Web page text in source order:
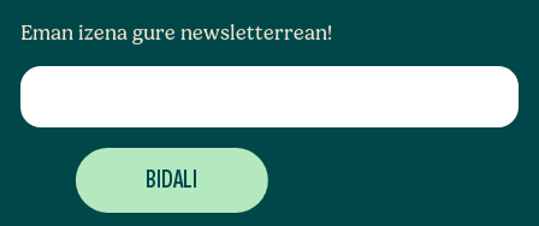
Eman izena gure newsletterrean!